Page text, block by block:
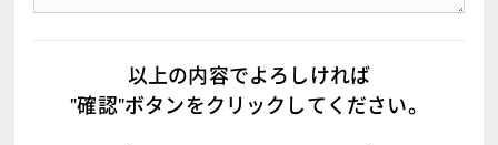
以上の内容でよろしければ
"確認"ボタンをクリックしてください。